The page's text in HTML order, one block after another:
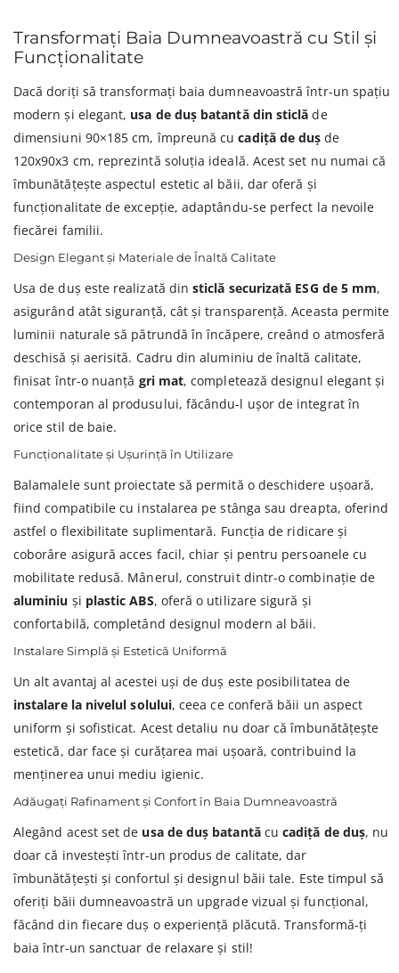
Transformați Baia Dumneavoastră cu Stil și
Funcționalitate
Dacă doriți să transformați baia dumneavoastră într-un spațiu
modern și elegant, usa de duș batantă din sticlă de
dimensiuni 90×185 cm, împreună cucadiță de duș de
120x90x3 cm, reprezintă soluția ideală. Acest set nu numai că
îmbunătățește aspectul estetic al băii, dar oferă și
funcționalitate de excepție, adaptându-se perfect la nevoile
fiecărei familii.
Design Elegant și Materiale de Înaltă Calitate
Usa de duș este realizată dinsticlă securizată ESG de 5 mm,
asigurând atât siguranță, cât și transparență. Aceasta permite
luminii naturale să pătrundă în încăpere, creând o atmosferă
deschisă și aerisită. Cadru din aluminiu de înaltă calitate,
finisat într-o nuanță gri mat, completează designul elegant și
contemporan al produsului, făcându-l ușor de integrat în
orice stil de baie.
Funcționalitate și Ușurință în Utilizare
Balamalele sunt proiectate să permită o deschidere ușoară,
fiind compatibile cu instalarea pe stânga sau dreapta, oferind
astfel o flexibilitate suplimentară. Funcția de ridicare și
coborâre asigură acces facil, chiar și pentru persoanele cu
mobilitate redusă. Mânerul, construit dintr-o combinație de
aluminiu și plastic ABS, oferă o utilizare sigură și
confortabilă, completând designul modern al băii.
Instalare Simplă și Estetică Uniformă
Un alt avantaj al acestei uși de duș este posibilitatea de
instalare la nivelul solului, ceea ce conferă băii un aspect
uniform și sofisticat. Acest detaliu nu doar că îmbunătățește
estetică, dar face și curățarea mai ușoară, contribuind la
menținerea unui mediu igienic.
Adăugați Rafinament și Confort în Baia Dumneavoastră
Alegând acest set de usa de duș batantăcucadiță de duș, nu
doar că investești într-un produs de calitate, dar
îmbunătățești și confortul și designul băii tale. Este timpul să
oferiți băii dumneavoastră un upgrade vizual și funcțional,
făcând din fiecare duș o experiență plăcută. Transformă-ți
baia într-un sanctuar de relaxare și stil!